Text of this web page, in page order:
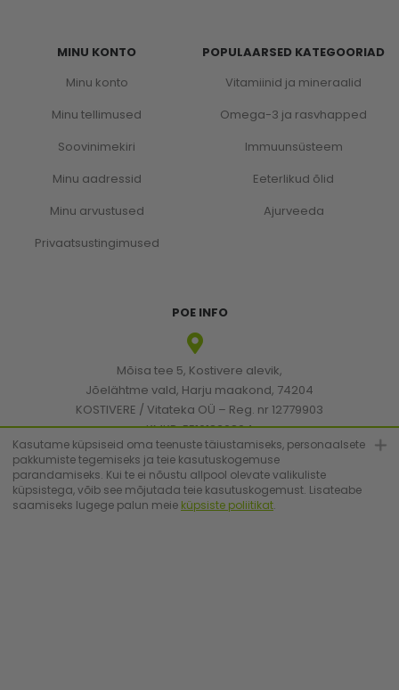
MINU KONTO
Minu konto
Minu tellimused
Soovinimekiri
Minu aadressid
Minu arvustused
Privaatsustingimused
POPULAARSED KATEGOORIAD
Vitamiinid ja mineraalid
Omega-3 ja rasvhapped
Immuunsüsteem
Eeterlikud õlid
Ajurveeda
POE INFO
Mõisa tee 5, Kostivere alevik,
Jõelähtme vald, Harju maakond, 74204
KOSTIVERE / Vitateka OÜ – Reg. nr 12779903
KMKR: EE101830894
[email protected]
Kasutame küpsiseid oma teenuste täiustamiseks, personaalsete
pakkumiste tegemiseks ja teie kasutuskogemuse
parandamiseks. Kui te ei nõustu allpool olevate valikuliste
küpsistega, võib see mõjutada teie kasutuskogemust. Lisateabe
saamiseks lugege palun meie küpsiste poliitikat.